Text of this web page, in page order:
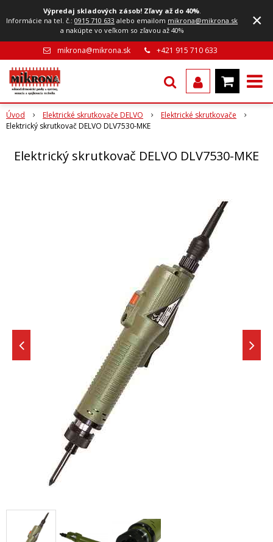
Výpredaj skladových zásob! Zľavy až do 40%.
Informácie na tel. č.:0915 710 633 alebo emailom mikrona@mikrona.sk
a nakúpte vo veľkom so zľavou až 40%
×
mikrona@mikrona.sk +421 915 710 633
Úvod Elektrické skrutkovače DELVO
Elektrické skrutkovače
Elektrický skrutkovač DELVO DLV7530-MKE
Elektrický skrutkovač DELVO DLV7530-MKE